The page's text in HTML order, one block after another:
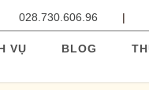
028.730.606.96
VỤ BLOG